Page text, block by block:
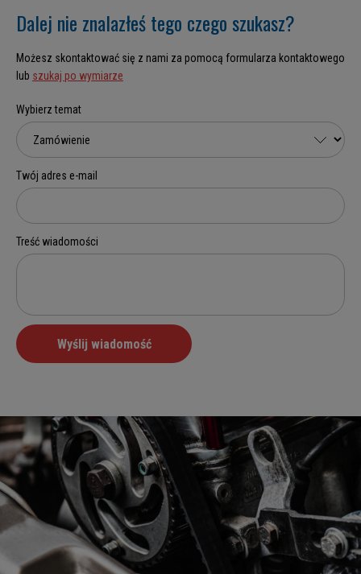
Dalej nie znalazłeś tego czego szukasz?
Możesz skontaktować się z nami za pomocą formularza kontaktowego
lub szukaj po wymiarze